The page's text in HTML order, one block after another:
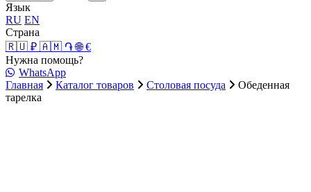
Язык
RU EN
Страна
🇷🇺 ₽ 🇦🇲 ֏🌐 €
Нужна помощь?
WhatsApp
Главная
Каталог товаров Столовая посуда
Обеденная
тарелка